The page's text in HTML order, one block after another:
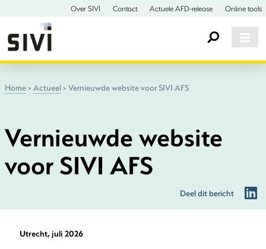
Over SIVI Contact Actuele AFD-release Online tools
Home> Actueel> Vernieuwde website voor SIVI AFS
Vernieuwde website
voor SIVI AFS
Deel dit bericht
Utrecht, juli 2026